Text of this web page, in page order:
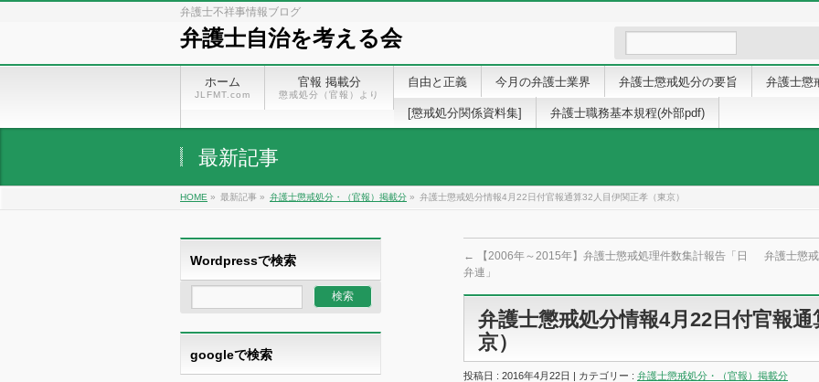
弁護士不祥事情報ブログ
弁護士自治を考える会
ホーム
JLFMT.com
官報 掲載分
懲戒処分（官報）より
自由と正義 今月の弁護士業界 弁護士懲戒処分の要旨 弁護士懲
[懲戒処分関係資料集] 弁護士職務基本規程(外部pdf)
最新記事
HOME » 最新記事 » 弁護士懲戒処分・（官報）掲載分 » 弁護士懲戒処分情報4月22日付官報通算32人目伊関正孝（東京）
←
【2006年～2015年】弁護士懲戒処理件数集計報告「日
弁連」
弁護士懲
弁護士懲戒処分情報4月22日付官報
京）
投稿日 : 2016年4月22日 | カテゴリー : 弁護士懲戒処分・（官報）掲載分
Wordpressで検索
googleで検索